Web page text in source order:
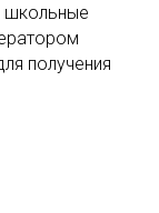
школьные
получения